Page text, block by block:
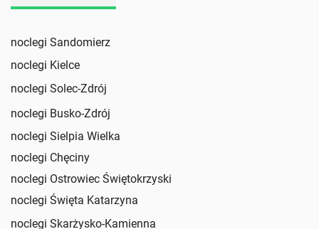
noclegi Sandomierz
noclegi Kielce
noclegi Solec-Zdrój
noclegi Busko-Zdrój
noclegi Sielpia Wielka
noclegi Chęciny
noclegi Ostrowiec Świętokrzyski
noclegi Święta Katarzyna
noclegi Skarżysko-Kamienna